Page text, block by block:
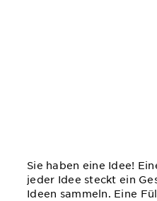
Sie haben eine Idee!
jeder Idee steckt ein
Ideen sammeln. Eine